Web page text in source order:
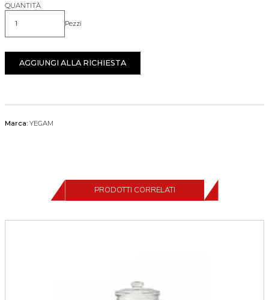
QUANTITÀ
Quantità Pezzi
AGGIUNGI ALLA RICHIESTA
Marca: YEGAM
PRODOTTI CORRELATI